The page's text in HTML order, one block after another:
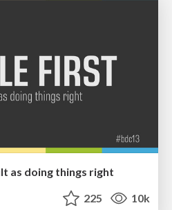
as doing things right
225 10k